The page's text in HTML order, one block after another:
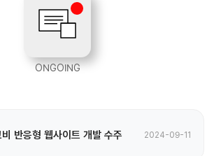
ONGOING
반응형 웹사이트 개발 수주 2024-09-11